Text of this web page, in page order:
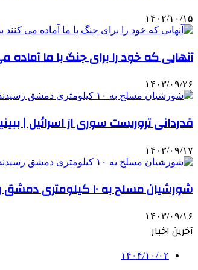
۱۴۰۲/۱۰/۱۵
آنهایی که خود را برای جنگ با ما
۱۴۰۳/۰۹/۲۶
قدردانی تروریست سوری از اسرائیل |
۱۴۰۳/۰۹/۱۷
شورشیان مسلح به ۱۰ کیلومتری دمشق رسیدند
۱۴۰۳/۰۹/۱۶
آخرین اخبار
۱۴۰۴/۱۰/۰۲